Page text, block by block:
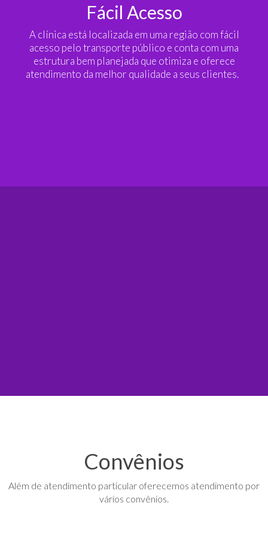
Fácil Acesso
A clínica está localizada em uma região com fácil
acesso pelo transporte público e conta com uma
estrutura bem planejada que otimiza e oferece
atendimento da melhor qualidade a seus clientes.
Convênios
Além de atendimento particular oferecemos atendimento por
vários convênios.